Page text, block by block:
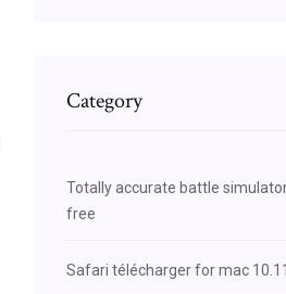
Category
Totally accurate battle
free
Safari télécharger for mac